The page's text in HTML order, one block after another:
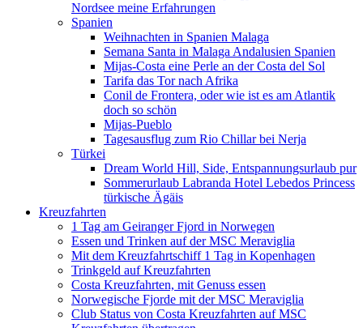
Nordsee meine Erfahrungen
Spanien
Weihnachten in Spanien Malaga
Semana Santa in Malaga Andalusien Spanien
Mijas-Costa eine Perle an der Costa del Sol
Tarifa das Tor nach Afrika
Conil de Frontera, oder wie ist es am Atlantik
doch so schön
Mijas-Pueblo
Tagesausflug zum Rio Chillar bei Nerja
Türkei
Dream World Hill, Side, Entspannungsurlaub pur
Sommerurlaub Labranda Hotel Lebedos Princess
türkische Ägäis
Kreuzfahrten
1 Tag am Geiranger Fjord in Norwegen
Essen und Trinken auf der MSC Meraviglia
Mit dem Kreuzfahrtschiff 1 Tag in Kopenhagen
Trinkgeld auf Kreuzfahrten
Costa Kreuzfahrten, mit Genuss essen
Norwegische Fjorde mit der MSC Meraviglia
Club Status von Costa Kreuzfahrten auf MSC